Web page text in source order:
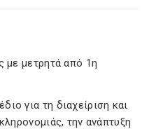
με μετρητά από 1η
για τη διαχείριση και
την ανάπτυξη